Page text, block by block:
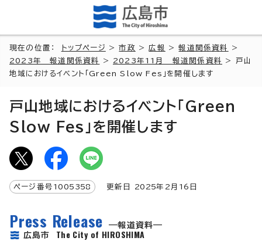
現在の位置： トップページ >市政 >広報 >報道関係資料
>
2023年 報道関係資料
> 2023年11月 報道関係資料
> 戸山
地域におけるイベント「Green Slow Fes」を開催します
戸山地域におけるイベント「Green
Slow Fes」を開催します
ページ番号 1005358 更新日 2025年2月 16 日
Press Release
報道資料
広島市 The City of HIROSHIMA